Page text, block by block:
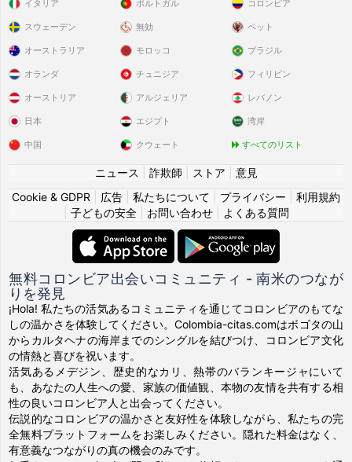
イタリア
スウェーデン
ポルトガル
無効
コロンビア
ペット
オーストラリア
オランダ
オーストリア
日本
中国
モロッコ
チュニジア
アルジェリア
エジプト
クウェート
ブラジル
フィリピン
レバノン
湾岸
すべてのリスト
ニュース 詐欺師 ストア
意見
Cookie & GDPR
広告 私たちについて プライバシー
利用規約
子どもの安全| お問い合わせ| よくある質問
無料コロンビア出会いコミュニティ - 南米のつなが
りを発見
¡Hola! 私たちの活気あるコミュニティを通じてコロンビアのもてな
しの温かさを体験してください。Colombia-citas.comはボゴタの山
からカルタヘナの海岸までのシングルを結びつけ、コロンビア文化
の情熱と喜びを祝います。
活気あるメデジン、歴史的なカリ、熱帯のバランキージャにいて
も、あなたの人生への愛、家族の価値観、本物の友情を共有する相
性の良いコロンビア人と出会ってください。
伝説的なコロンビアの温かさと友好性を体験しながら、私たちの完
全無料プラットフォームをお楽しみください。隠れた料金はなく、
有意義なつながりの真の機会のみです。